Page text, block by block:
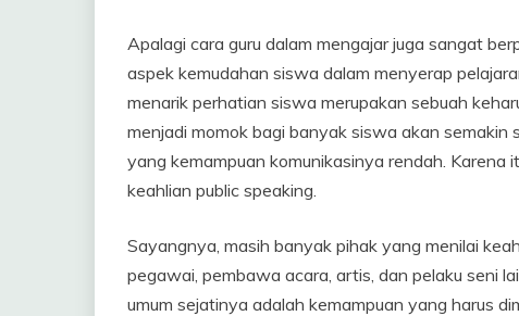
Apalagi cara guru dalam mengajar juga sangat
aspek kemudahan siswa dalam menyerap
menarik perhatian siswa merupakan sebuah
menjadi momok bagi banyak siswa akan semakin
yang kemampuan komunikasinya rendah. Karena
keahlian public speaking.
Sayangnya, masih banyak pihak yang menilai
pegawai, pembawa acara, artis, dan pelaku seni
umum sejatinya adalah kemampuan yang harus